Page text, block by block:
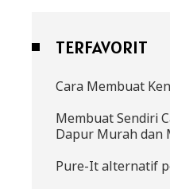
TERFAVORIT
Cara Membuat
Membuat Sendiri
Dapur Murah dan
Pure-It alternatif